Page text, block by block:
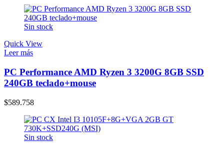
Sin stock
Quick View
Leer más
PC Performance AMD Ryzen 3 3200G 8GB SSD
240GB teclado+mouse
$589.758
Sin stock